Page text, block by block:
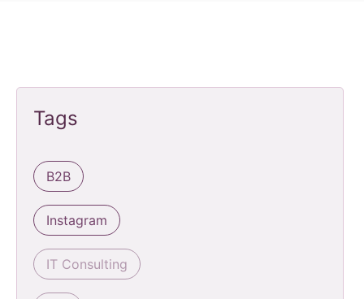
Tags
B2B
Instagram
IT Consulting